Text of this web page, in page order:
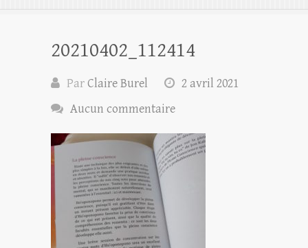
20210402_112414
ParClaire Burel
2 avril 2021
Aucun commentaire